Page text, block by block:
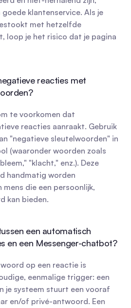
klantenservice. Als je
met hetzelfde
loop je het risico dat je pagina
reacties met
te voorkomen dat
reacties aanraakt. Gebruik
"negatieve sleutelwoorden" in
(waaronder woorden zoals
"klacht," enz.). Deze
handmatig worden
die een persoonlijk,
kan bieden.
een automatisch
en een Messenger-chatbot?
op een reactie is
eenmalige trigger: een
je systeem stuurt een vooraf
en/of privé-antwoord. Een